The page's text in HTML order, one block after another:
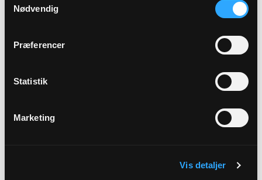
Nødvendig
Præferencer
Statistik
Marketing
Vis detaljer
Eller til:
Dog skal eventuelle spørgsmål vedrørende
Hjemmeside: